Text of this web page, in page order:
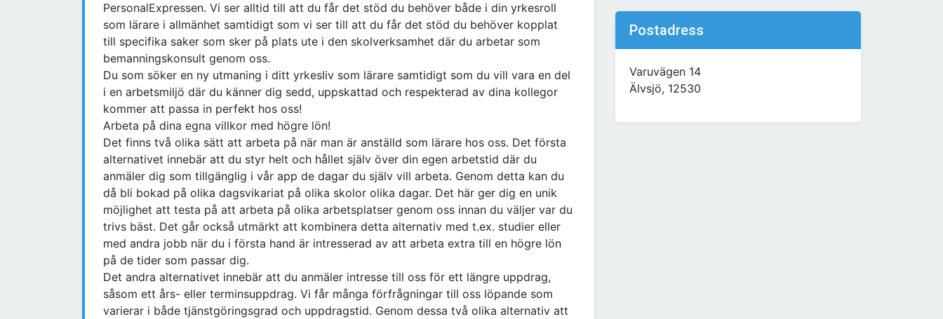
PersonalExpressen. Vi ser alltid till att du får det stöd du behöver både i din yrkesroll
som lärare i allmänhet samtidigt som vi ser till att du får det stöd du behöver kopplat
till specifika saker som sker på plats ute i den skolverksamhet där du arbetar som
bemanningskonsult genom oss.
Du som söker en ny utmaning i ditt yrkesliv som lärare samtidigt som du vill vara en del
i en arbetsmiljö där du känner dig sedd, uppskattad och respekterad av dina kollegor
kommer att passa in perfekt hos oss!
Arbeta på dina egna villkor med högre lön!
Det finns två olika sätt att arbeta på när man är anställd som lärare hos oss. Det första
alternativet innebär att du styr helt och hållet själv över din egen arbetstid där du
anmäler dig som tillgänglig i vår app de dagar du själv vill arbeta. Genom detta kan du
då bli bokad på olika dagsvikariat på olika skolor olika dagar. Det här ger dig en unik
möjlighet att testa på att arbeta på olika arbetsplatser genom oss innan du väljer var du
trivs bäst. Det går också utmärkt att kombinera detta alternativ med t.ex. studier eller
med andra jobb när du i första hand är intresserad av att arbeta extra till en högre lön
på de tider som passar dig.
Det andra alternativet innebär att du anmäler intresse till oss för ett längre uppdrag,
såsom ett års- eller terminsuppdrag. Vi får många förfrågningar till oss löpande som
varierar i både tjänstgöringsgrad och uppdragstid. Genom dessa två olika alternativ att
Postadress
Varuvägen 14
Älvsjö, 12530